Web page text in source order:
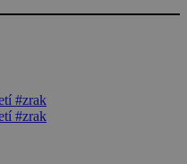
#zrak
#zrak